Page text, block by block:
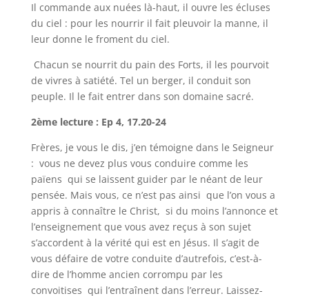
Il commande aux nuées là-haut, il ouvre les écluses
du ciel : pour les nourrir il fait pleuvoir la manne, il
leur donne le froment du ciel.
Chacun se nourrit du pain des Forts, il les pourvoit
de vivres à satiété. Tel un berger, il conduit son
peuple. Il le fait entrer dans son domaine sacré.
2ème lecture : Ep 4, 17.20-24
Frères, je vous le dis, j’en témoigne dans le Seigneur
: vous ne devez plus vous conduire comme les
païens qui se laissent guider par le néant de leur
pensée. Mais vous, ce n’est pas ainsi que l’on vous a
appris à connaître le Christ, si du moins l’annonce et
l’enseignement que vous avez reçus à son sujet
s’accordent à la vérité qui est en Jésus. Il s’agit de
vous défaire de votre conduite d’autrefois, c’est-à-
dire de l’homme ancien corrompu par les
convoitises qui l’entraînent dans l’erreur. Laissez-